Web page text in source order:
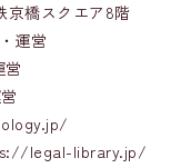
京橋スクエア8階
運営
legal-library.jp/